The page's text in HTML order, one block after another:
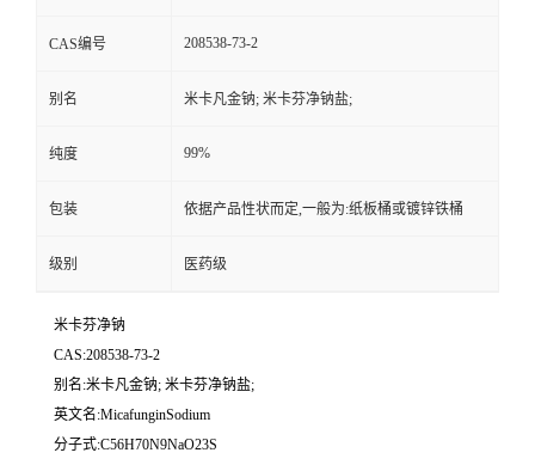
CAS编号 208538-73-2
别名 米卡凡金钠; 米卡芬净钠盐;
纯度 99%
包装 依据产品性状而定,一般为:纸板桶或镀锌铁桶
级别 医药级
米卡芬净钠
CAS:208538-73-2
别名:米卡凡金钠; 米卡芬净钠盐;
英文名:MicafunginSodium
分子式:C56H70N9NaO23S